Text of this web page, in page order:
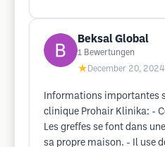
Beksal Global
1 Bewertungen
★ December 20, 2024
Informations importantes
clinique Prohair Klinika: -
Les greffes se font dans
sa propre maison. - Il use